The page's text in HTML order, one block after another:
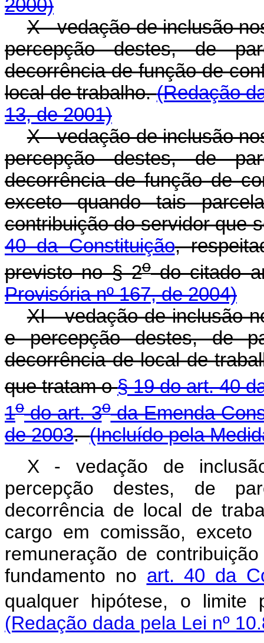
2000)
X - vedação de inclusão
percepção destes, de
decorrência de função de
local de trabalho.(Redação
13, de 2001)
X - vedação de inclusão
percepção destes, de
decorrência de função de
exceto quando tais
contribuição do servidor que
40 da Constituição,
previsto no § 2odo citado
Provisória nº 167, de 2004)
XI - vedação de inclusão
e percepção destes, de
decorrência de local de
que tratam o§ 19 do art. 40
1odo art. 3oda Emenda
de 2003.(Incluído pela
X - vedação de
percepção destes, de
decorrência de local de
cargo em comissão,
remuneração de
fundamento no art. 40 da
qualquer hipótese, o limite
(Redação dada pela Lei nº